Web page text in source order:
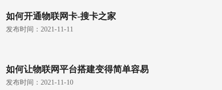
如何开通物联网卡-搜卡之家
发布时间： 2021-11-11
如何让物联网平台搭建变得简单容易
发布时间： 2021-11-10